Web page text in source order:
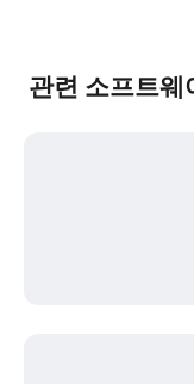
관련 소프트웨